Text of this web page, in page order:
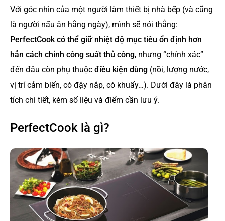
Với góc nhìn của một người làm thiết bị nhà bếp (và cũng
là người nấu ăn hằng ngày), mình sẽ nói thẳng:
PerfectCook có thể giữ nhiệt độ mục tiêu ổn định hơn
hẳn cách chỉnh công suất thủ công, nhưng “chính xác”
đến đâu còn phụ thuộc điều kiện dùng (nồi, lượng nước,
vị trí cảm biến, có đậy nắp, có khuấy…). Dưới đây là phân
tích chi tiết, kèm số liệu và điểm cần lưu ý.
PerfectCook là gì?